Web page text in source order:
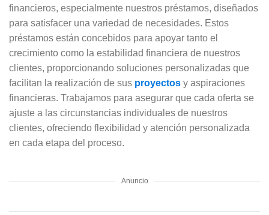
financieros, especialmente nuestros préstamos, diseñados
para satisfacer una variedad de necesidades. Estos
préstamos están concebidos para apoyar tanto el
crecimiento como la estabilidad financiera de nuestros
clientes, proporcionando soluciones personalizadas que
facilitan la realización de sus proyectos y aspiraciones
financieras. Trabajamos para asegurar que cada oferta se
ajuste a las circunstancias individuales de nuestros
clientes, ofreciendo flexibilidad y atención personalizada
en cada etapa del proceso.
Anuncio